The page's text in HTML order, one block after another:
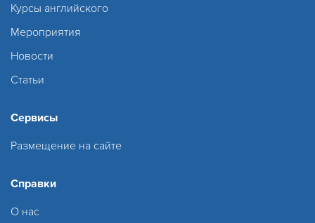
Курсы английского
Мероприятия
Новости
Статьи
Сервисы
Размещение на сайте
Справки
О нас